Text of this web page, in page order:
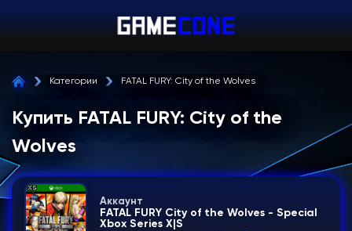
Категории FATAL FURY: City of the Wolves
Купить FATAL FURY: City of the
Wolves
Аккаунт
FATAL FURY City of the Wolves - Special
Xbox Series X|S